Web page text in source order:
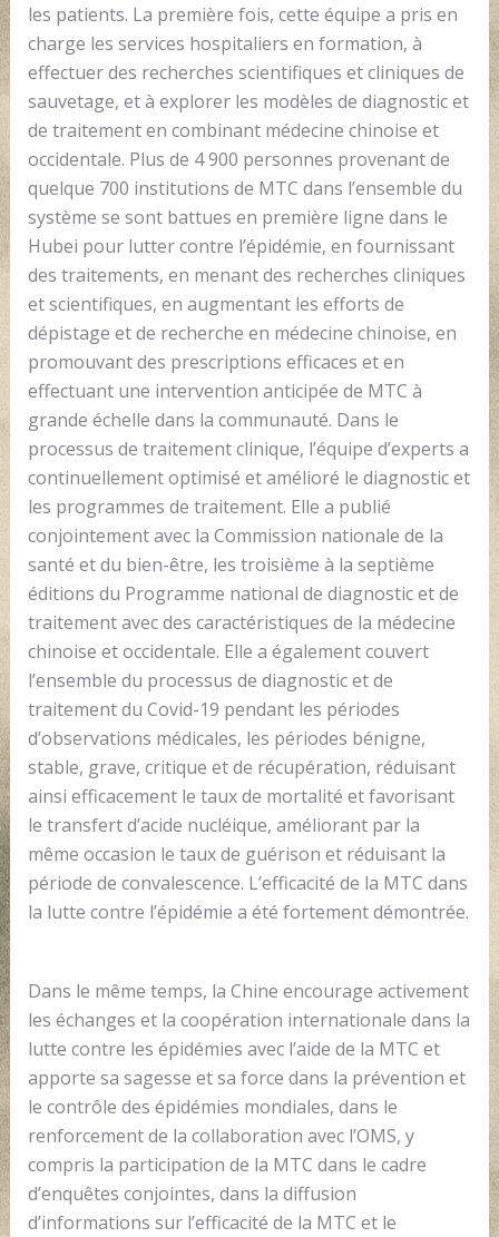
les patients. La première fois, cette équipe a pris en
charge les services hospitaliers en formation, à
effectuer des recherches scientifiques et cliniques de
sauvetage, et à explorer les modèles de diagnostic et
de traitement en combinant médecine chinoise et
occidentale. Plus de 4 900 personnes provenant de
quelque 700 institutions de MTC dans l’ensemble du
système se sont battues en première ligne dans le
Hubei pour lutter contre l’épidémie, en fournissant
des traitements, en menant des recherches cliniques
et scientifiques, en augmentant les efforts de
dépistage et de recherche en médecine chinoise, en
promouvant des prescriptions efficaces et en
effectuant une intervention anticipée de MTC à
grande échelle dans la communauté. Dans le
processus de traitement clinique, l’équipe d’experts a
continuellement optimisé et amélioré le diagnostic et
les programmes de traitement. Elle a publié
conjointement avec la Commission nationale de la
santé et du bien-être, les troisième à la septième
éditions du Programme national de diagnostic et de
traitement avec des caractéristiques de la médecine
chinoise et occidentale. Elle a également couvert
l’ensemble du processus de diagnostic et de
traitement du Covid-19 pendant les périodes
d’observations médicales, les périodes bénigne,
stable, grave, critique et de récupération, réduisant
ainsi efficacement le taux de mortalité et favorisant
le transfert d’acide nucléique, améliorant par la
même occasion le taux de guérison et réduisant la
période de convalescence. L’efficacité de la MTC dans
la lutte contre l’épidémie a été fortement démontrée.
Dans le même temps, la Chine encourage activement
les échanges et la coopération internationale dans la
lutte contre les épidémies avec l’aide de la MTC et
apporte sa sagesse et sa force dans la prévention et
le contrôle des épidémies mondiales, dans le
renforcement de la collaboration avec l’OMS, y
compris la participation de la MTC dans le cadre
d’enquêtes conjointes, dans la diffusion
d’informations sur l’efficacité de la MTC et le